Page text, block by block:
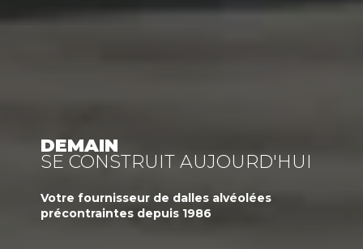
DEMAIN
SE CONSTRUIT AUJOURD'HUI
Votre fournisseur de dalles alvéolées
précontraintes depuis 1986